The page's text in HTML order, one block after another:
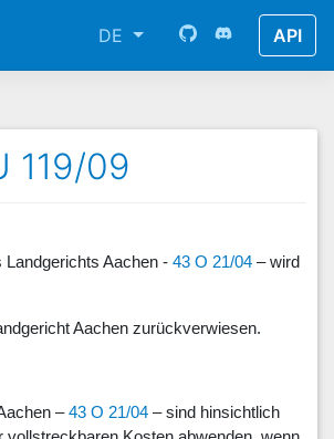
DE API
119/09
Landgerichts Aachen - 43 O 21/04 – wird
Aachen zurückverwiesen.
–43 O 21/04 – sind hinsichtlich